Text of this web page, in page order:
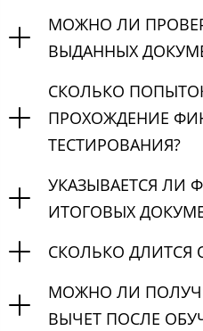
МОЖНО ЛИ
ВЫДАННЫХ
СКОЛЬКО
ПРОХОЖДЕНИЕ
ТЕСТИРОВАНИЯ?
УКАЗЫВАЕТСЯ ЛИ
ИТОГОВЫХ
СКОЛЬКО ДЛИТСЯ
МОЖНО ЛИ
ВЫЧЕТ ПОСЛЕ